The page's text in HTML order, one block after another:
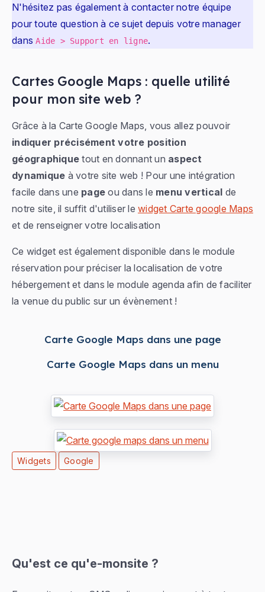
N'hésitez pas également à contacter notre équipe
pour toute question à ce sujet depuis votre manager
dansAide > Support en ligne.
Cartes Google Maps : quelle utilité
pour mon site web ?
Grâce à la Carte Google Maps, vous allez pouvoir
indiquer précisément votre position
géographique tout en donnant un aspect
dynamique à votre site web ! Pour une intégration
facile dans une page ou dans le menu vertical de
notre site, il suffit d'utiliser le widget Carte google Maps
et de renseigner votre localisation
Ce widget est également disponible dans le module
réservation pour préciser la localisation de votre
hébergement et dans le module agenda afin de faciliter
la venue du public sur un évènement !
Carte Google Maps dans une page
Carte Google Maps dans un menu
Widgets Google
Qu'est ce qu'e-monsite ?